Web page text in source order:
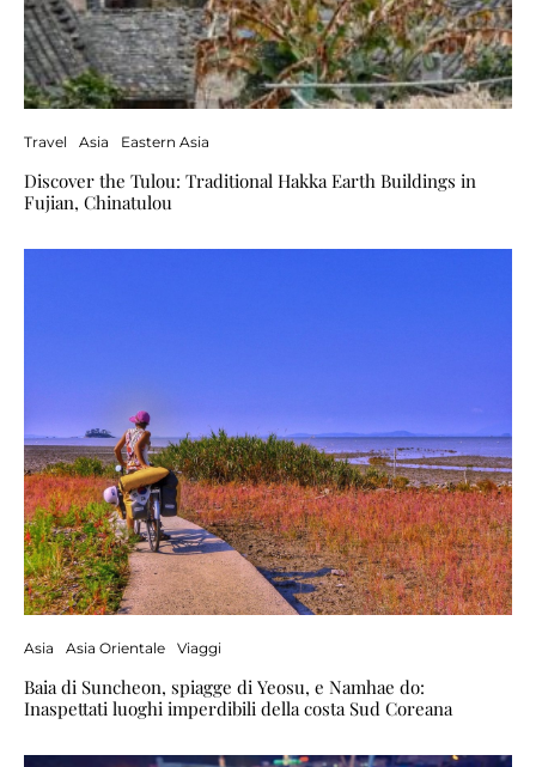
Travel Asia Eastern Asia
Discover the Tulou: Traditional Hakka Earth Buildings in
Fujian, Chinatulou
Asia Asia Orientale Viaggi
Baia di Suncheon, spiagge di Yeosu, e Namhae do:
Inaspettati luoghi imperdibili della costa Sud Coreana